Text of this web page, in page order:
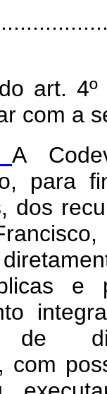
do art.
com a
A
para
dos
e
de
com